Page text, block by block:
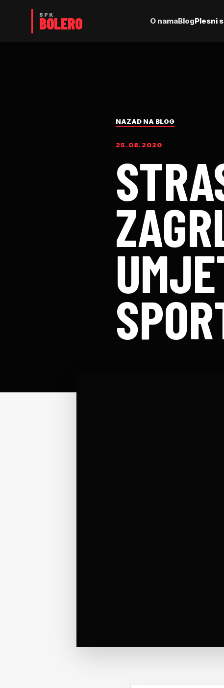
O namaBlogPlesni
NAZAD NA BLOG
25.08.2020